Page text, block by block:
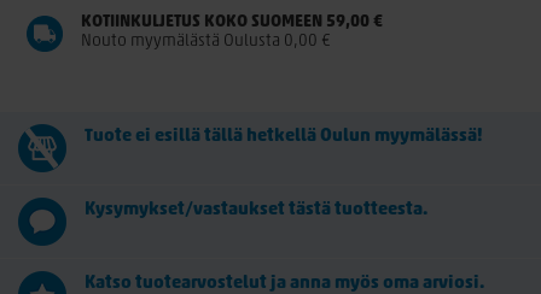
KOTIINKULJETUS KOKO SUOMEEN 59,00 €
Nouto myymälästä Oulusta 0,00 €
Tuote ei esillä tällä hetkellä Oulun myymälässä!
Kysymykset/vastaukset tästä tuotteesta.
Katso tuotearvostelut ja anna myös oma arviosi.